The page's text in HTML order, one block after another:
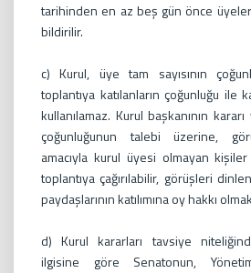
tarihinden en az beş gün önce
bildirilir.
c) Kurul, üye tam sayısının
toplantıya katılanların çoğunluğu ile
kullanılamaz. Kurul başkanının
çoğunluğunun talebi üzerine,
amacıyla kurul üyesi olmayan kişiler
toplantıya çağırılabilir, görüşleri
paydaşlarının katılımına oy hakkı
d) Kurul kararları tavsiye
ilgisine göre Senatonun,